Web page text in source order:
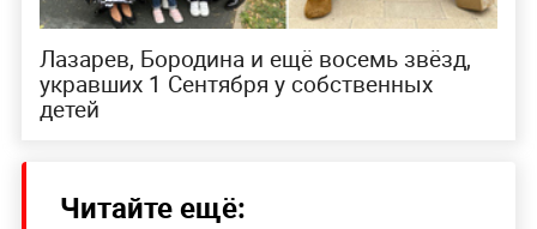
Лазарев, Бородина и ещё восемь звёзд,
укравших 1 Сентября у собственных
детей
Читайте ещё: